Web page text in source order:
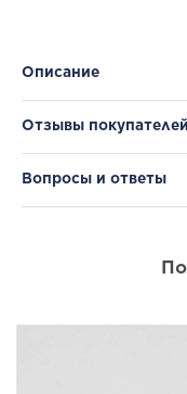
Описание
Отзывы покупателей
Вопросы и ответы